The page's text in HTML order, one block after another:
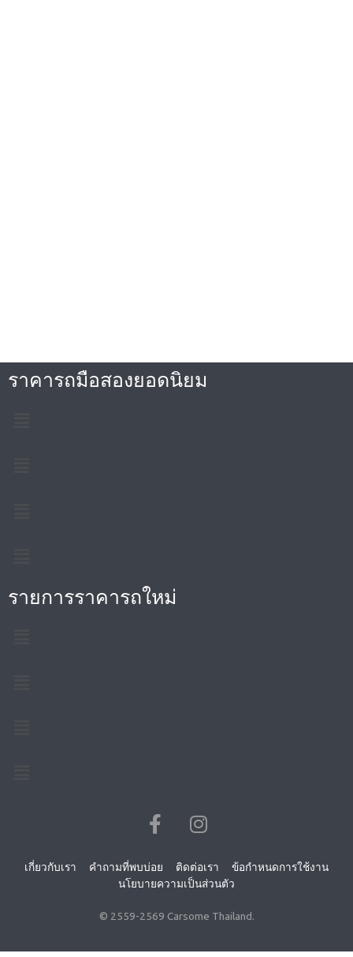
ราคารถมือสองยอดนิยม
รายการราคารถใหม่
เกี่ยวกับเรา คำถามที่พบบ่อย ติดต่อเรา
ข้อกำหนดการใช้งาน
นโยบายความเป็นส่วนตัว
© 2559-2569 Carsome Thailand.